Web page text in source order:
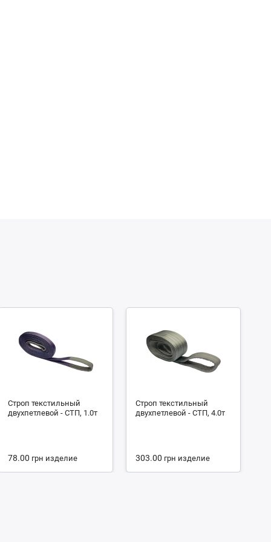
Строп текстильный
двухпетлевой - СТП, 1.0т
78.00 грн изделие
Строп текстильный
двухпетлевой - СТП, 4.0т
303.00 грн изделие